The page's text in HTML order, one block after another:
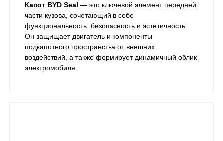
Капот BYD Seal — это ключевой элемент передней
части кузова, сочетающий в себе
функциональность, безопасность и эстетичность.
Он защищает двигатель и компоненты
подкапотного пространства от внешних
воздействий, а также формирует динамичный облик
электромобиля.